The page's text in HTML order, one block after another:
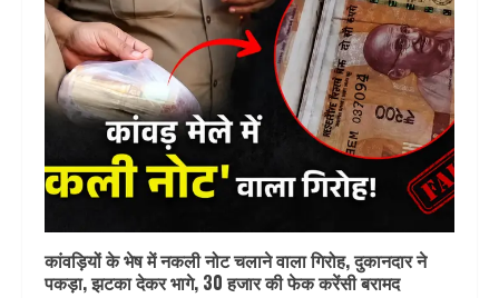
कांवड़ियों के भेष में नकली नोट चलाने वाला गिरोह, दुकानदार ने
पकड़ा, झटका देकर भागे, 30 हजार की फेक करेंसी बरामद